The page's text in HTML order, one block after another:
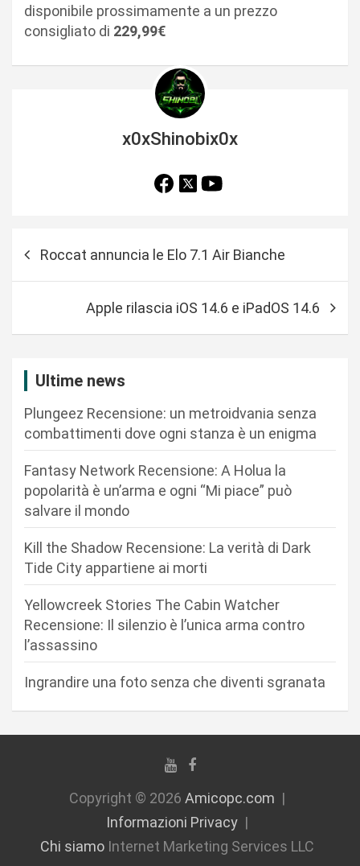
disponibile prossimamente a un prezzo
consigliato di 229,99€
x0xShinobix0x
i
Roccat annuncia le Elo 7.1 Air Bianche
Apple rilascia iOS 14.6 e iPadOS 14.6
Ultime news
Plungeez Recensione: un metroidvania senza
combattimenti dove ogni stanza è un enigma
Fantasy Network Recensione: A Holua la
popolarità è un’arma e ogni “Mi piace” può
salvare il mondo
Kill the Shadow Recensione: La verità di Dark
Tide City appartiene ai morti
Yellowcreek Stories The Cabin Watcher
Recensione: Il silenzio è l’unica arma contro
l’assassino
Ingrandire una foto senza che diventi sgranata
Copyright © 2026 Amicopc.com
Informazioni Privacy
Chi siamoInternet Marketing Services LLC